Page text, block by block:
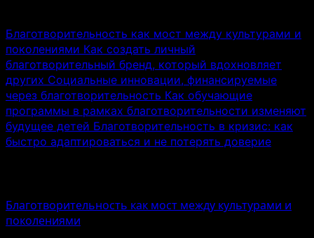
Благотворительность как мост между культурами и
поколениями Как создать личный
благотворительный бренд, который вдохновляет
других Социальные инновации, финансируемые
через благотворительность Как обучающие
программы в рамках благотворительности изменяют
будущее детей Благотворительность в кризис: как
быстро адаптироваться и не потерять доверие
Благотворительность как мост между культурами и
поколениями